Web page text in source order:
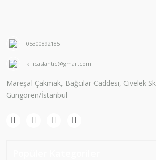
05300892185
kilicaslantic@gmail.com
Mareşal Çakmak, Bağcılar Caddesi, Civelek
Güngören/İstanbul